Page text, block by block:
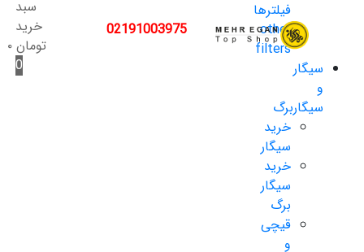
فیلترها
other
filters
سیگار
و
سیگاربرگ
خرید
سیگار
خرید
سیگار
برگ
قیچی
و
02191003975
سبد
خرید
تومان۰
0